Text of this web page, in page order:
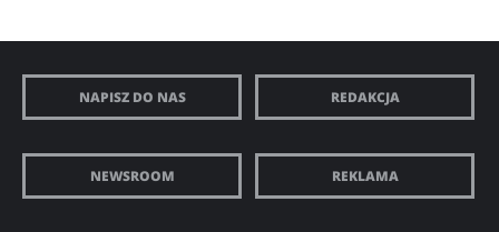
NAPISZ DO NAS REDAKCJA
NEWSROOM REKLAMA